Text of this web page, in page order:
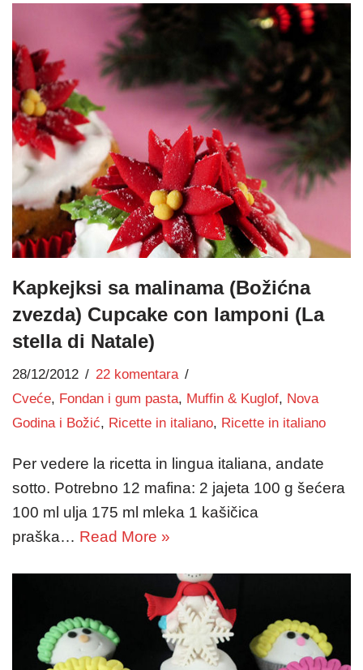
Kapkejksi sa malinama (Božićna
zvezda) Cupcake con lamponi (La
stella di Natale)
28/12/2012
22 komentara
Cveće, Fondan i gum pasta, Muffin & Kuglof, Nova
Godina i Božić, Ricette in italiano, Ricette in italiano
Per vedere la ricetta in lingua italiana, andate
sotto. Potrebno 12 mafina: 2 jajeta 100 g šećera
100 ml ulja 175 ml mleka 1 kašičica
praška… Read More »